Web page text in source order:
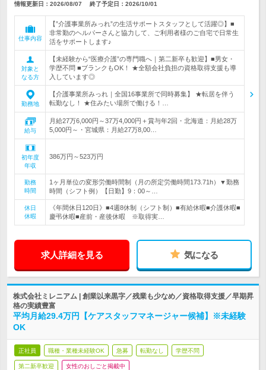
情報更新日：2026/08/07 終了予定日： 2026/10/01
仕事内容
【”介護事業所みっれ”の生活サポートスタッフとして活躍◎】■
非常勤のヘルパーさんと協力して、ご利用者様のご自宅で日常生
活をサポートします♪
対象と
なる方
【未経験から“医療介護”の専門職へ｜第二新卒も歓迎】■男女・
学歴不問 ■ブランクもOK！ ★全額会社負担の資格取得支援も導
入しています◎
勤務地
【介護事業所みっれ｜全国16事業所で同時募集】 ★転居を伴う
転勤なし！ ★住みたい場所で働ける！…
給与
月給27万6,000円～37万4,000円＋賞与年2回・北海道：月給28万
5,000円～・宮城県：月給27万8,00…
初年度
年収
386万円～523万円
勤務
時間
1ヶ月単位の変形労働時間制（月の所定労働時間173.71h）▼勤務
時間（シフト例）【日勤】9：00～…
休日
休暇
《年間休日120日》■4週8休制（シフト制）■有給休暇■介護休暇■
慶弔休暇■産前・産後休暇 ※取得実…
求人詳細を見る 気になる
株式会社ミレニアム | 創業以来黒字／残業も少なめ／資格取得支援／早期昇
格の実績豊富
平均月給29.4万円【ケアスタッフマネージャー候補】※未経験
OK
正社員 職種・業種未経験OK 急募 転勤なし 学歴不問
第二新卒歓迎 女性のおしごと掲載中